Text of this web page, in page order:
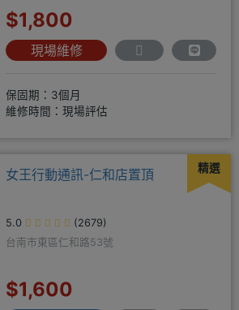
$1,800
現場維修
保固期：3個月
維修時間：現場評估
精選
女王行動通訊-仁和店置頂
5.0
(2679)
台南市東區仁和路53號
$1,600